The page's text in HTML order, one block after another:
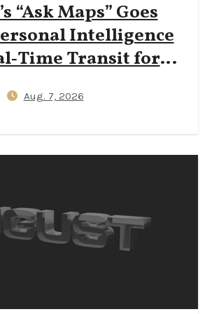
“Ask Maps” Goes
Intelligence
Transit for
Aug. 7, 2026